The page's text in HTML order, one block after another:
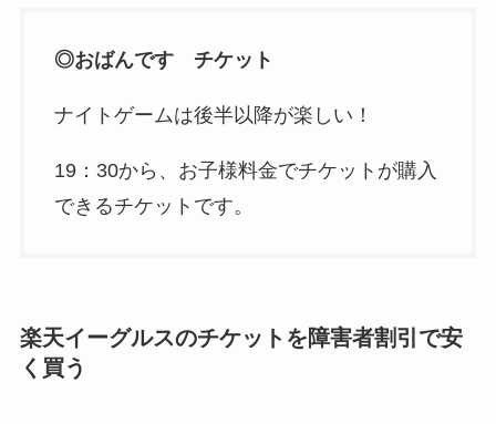
◎おばんです チケット
ナイトゲームは後半以降が楽しい！
19：30から、お子様料金でチケットが購入
できるチケットです。
楽天イーグルスのチケットを障害者割引で安
く買う